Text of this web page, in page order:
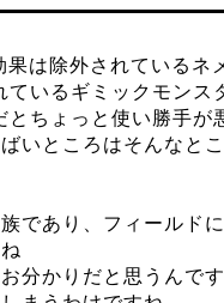
は除外されているネ
ているギミックモンス
とちょっと使い勝手が
いところはそんなと
であり、フィールド
分かりだと思うんで